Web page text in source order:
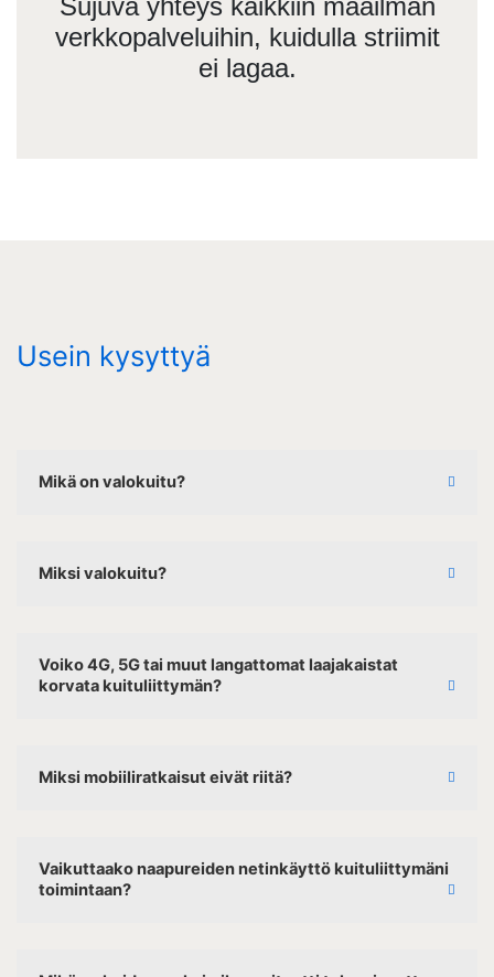
verkkopalveluihin, kuidulla striimit
ei lagaa.
Usein kysyttyä
Mikä on valokuitu?
Miksi valokuitu?
Voiko 4G, 5G tai muut langattomat laajakaistat
korvata kuituliittymän?
Miksi mobiiliratkaisut eivät riitä?
Vaikuttaako naapureiden netinkäyttö kuituliittymäni
toimintaan?